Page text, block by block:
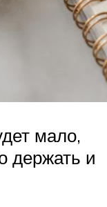
мало,
держать и